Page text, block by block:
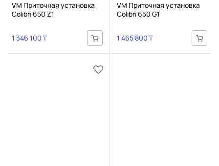
VM Приточная установка
Colibri 650 Z1
1 346 100 ₸
VM Приточная установка
Colibri 650 G1
1 465 800 ₸